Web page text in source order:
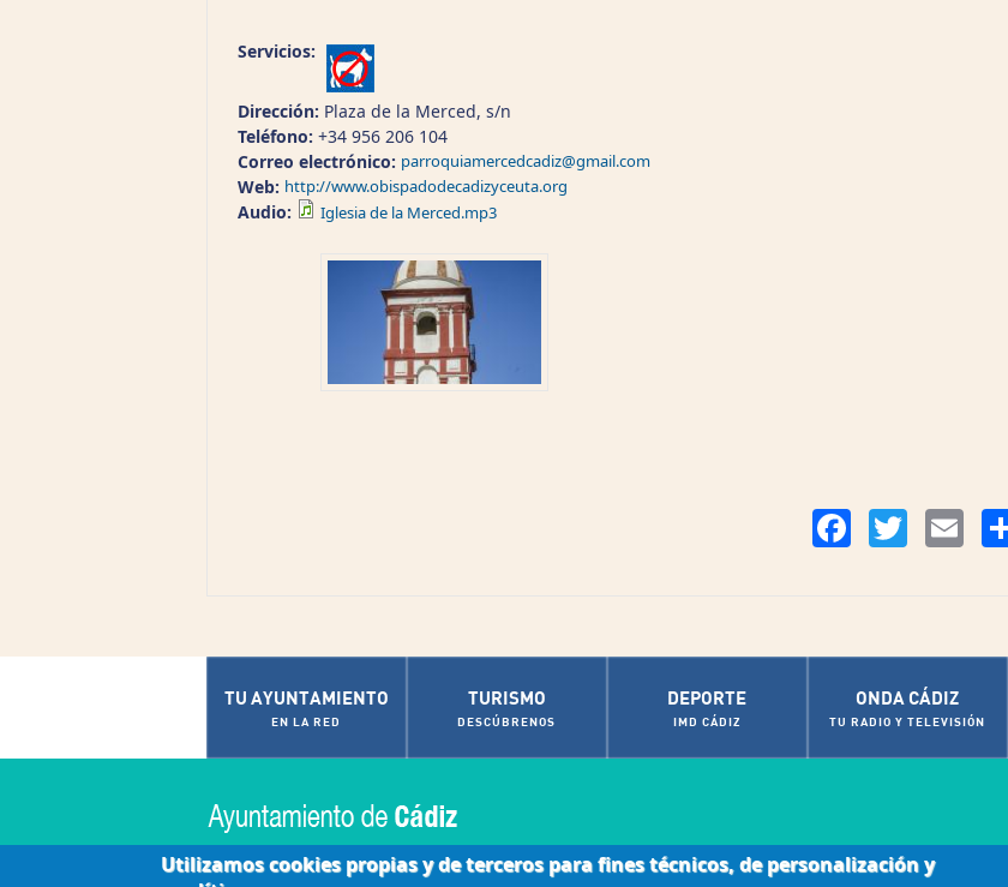
Servicios:
Dirección: Plaza de la Merced, s/n
Teléfono: +34 956 206 104
Correo electrónico: parroquiamercedcadiz@gmail.com
Web: http://www.obispadodecadizyceuta.org
Audio: Iglesia de la Merced.mp3
FacebookTwitter Email
TU AYUNTAMIENTO
EN LA RED
TURISMO
DESCÚBRENOS
DEPORTE
IMD CÁDIZ
ONDA CÁDIZ
TU RADIO Y TELEVISIÓN
Utilizamos cookies propias y de terceros para fines técnicos, de personalización y